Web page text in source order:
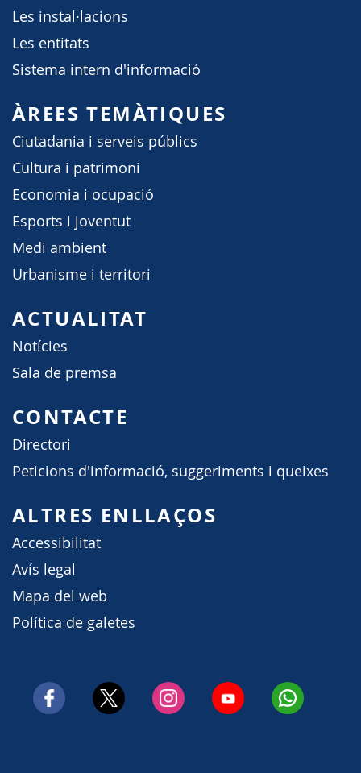
Les instal·lacions
Les entitats
Sistema intern d'informació
ÀREES TEMÀTIQUES
Ciutadania i serveis públics
Cultura i patrimoni
Economia i ocupació
Esports i joventut
Medi ambient
Urbanisme i territori
ACTUALITAT
Notícies
Sala de premsa
CONTACTE
Directori
Peticions d'informació, suggeriments i queixes
ALTRES ENLLAÇOS
Accessibilitat
Avís legal
Mapa del web
Política de galetes